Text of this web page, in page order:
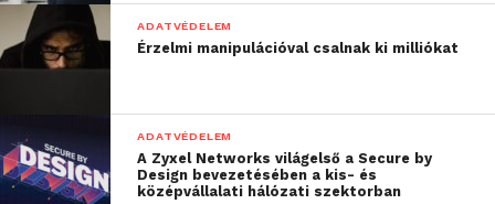
ADATVÉDELEM
Érzelmi manipulációval csalnak ki milliókat
ADATVÉDELEM
A Zyxel Networks világelső a Secure by
Design bevezetésében a kis- és
középvállalati hálózati szektorban